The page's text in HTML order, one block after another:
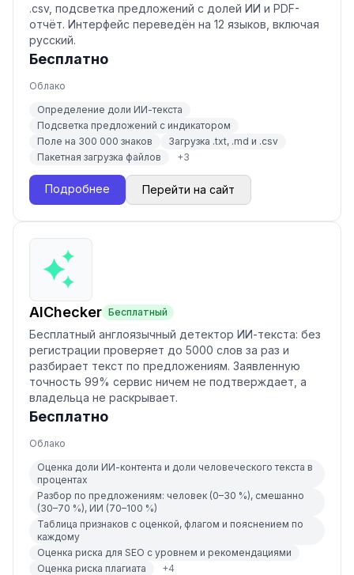
.csv, подсветка предложений с долей ИИ и PDF-
отчёт. Интерфейс переведён на 12 языков, включая
русский.
Бесплатно
Облако
Определение доли ИИ-текста
Подсветка предложений с индикатором
Поле на 300 000 знаков
Загрузка .txt, .md и .csv
Пакетная загрузка файлов
+3
Подробнее Перейти на сайт
AIChecker Бесплатный
Бесплатный англоязычный детектор ИИ-текста: без
регистрации проверяет до 5000 слов за раз и
разбирает текст по предложениям. Заявленную
точность 99% сервис ничем не подтверждает, а
владельца не раскрывает.
Бесплатно
Облако
Оценка доли ИИ-контента и доли человеческого текста в
процентах
Разбор по предложениям: человек (0–30 %), смешанно
(30–70 %), ИИ (70–100 %)
Таблица признаков с оценкой, флагом и пояснением по
каждому
Оценка риска для SEO с уровнем и рекомендациями
Оценка риска плагиата
+4